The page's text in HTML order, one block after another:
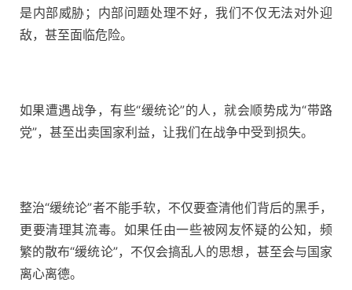
是内部威胁；内部问题处理不好，我们不仅无法对外迎
敌，甚至面临危险。
如果遭遇战争，有些“缓统论”的人，就会顺势成为“带路
党”，甚至出卖国家利益，让我们在战争中受到损失。
整治“缓统论”者不能手软，不仅要查清他们背后的黑手，
更要清理其流毒。如果任由一些被网友怀疑的公知，频
繁的散布“缓统论”，不仅会搞乱人的思想，甚至会与国家
离心离德。